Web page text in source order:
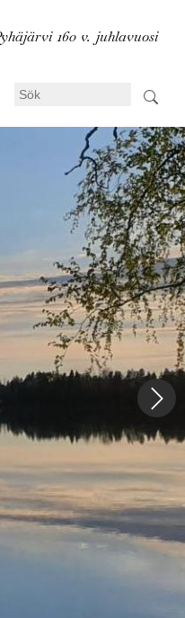
160 v. juhlavuosi
Sök